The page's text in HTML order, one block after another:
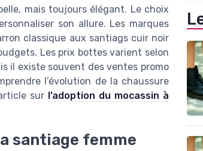
mais toujours élégant. Le choix
son allure. Les marques
classique aux santiags cuir noir
Les prix bottes varient selon
il existe souvent des ventes promo
l’évolution de la chaussure
sur l’adoption du mocassin à
santiage femme